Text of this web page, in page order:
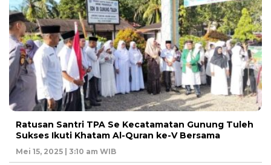
Ratusan Santri TPA Se Kecatamatan Gunung Tuleh
Sukses Ikuti Khatam Al-Quran ke-V Bersama
Mei 15, 2025 | 3:10 am WIB